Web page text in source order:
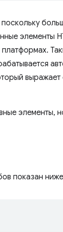
элементы
выражает
элементы,
показан